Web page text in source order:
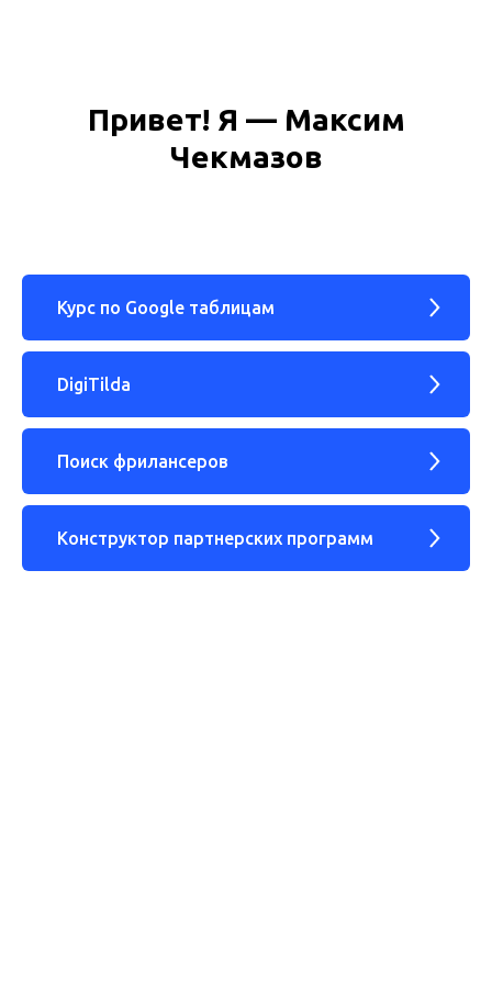
Привет! Я — Максим
Чекмазов
Курс по Google таблицам
DigiTilda
Поиск фрилансеров
Конструктор партнерских программ